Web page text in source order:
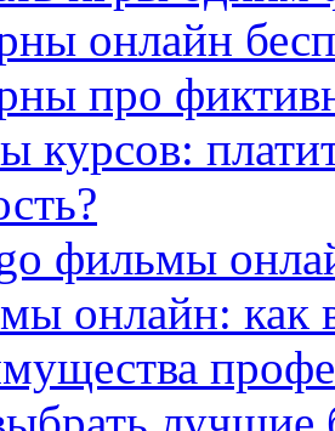
онлайн
про
курсов:
фильмы
онлайн: как